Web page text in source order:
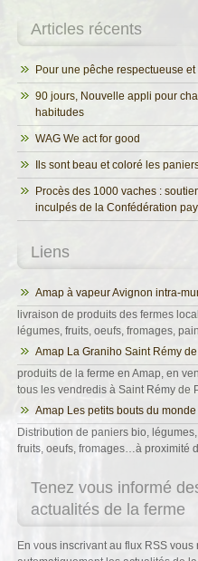
Articles récents
Pour une pêche respectueuse
90 jours, Nouvelle appli pour
habitudes
WAG We act for good
Ils sont beau et coloré les
Procès des 1000 vaches :
inculpés de la Confédération
Liens
Amap à vapeur Avignon intra-
livraison de produits des fermes
légumes, fruits, oeufs, fromages,
Amap La Graniho Saint Rémy
produits de la ferme en Amap, en
tous les vendredis à Saint Rémy de
Amap Les petits bouts du
Distribution de paniers bio,
fruits, oeufs, fromages…à proximité
Tenez vous informé
actualités de la ferme
En vous inscrivant au flux RSS vous